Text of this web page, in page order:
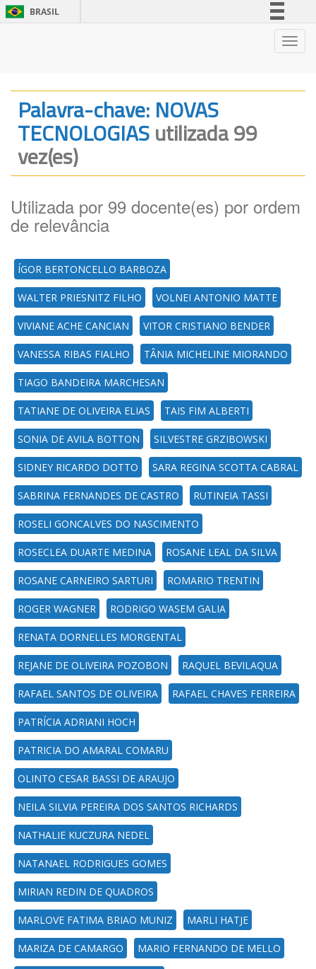
BRASIL
Legislação
Canais
Palavra-chave: NOVAS
TECNOLOGIASutilizada 99
vez(es)
Utilizada por 99 docente(es) por ordem
de relevância
ÍGOR BERTONCELLO BARBOZA
WALTER PRIESNITZ FILHO VOLNEI ANTONIO MATTE
VIVIANE ACHE CANCIAN VITOR CRISTIANO BENDER
VANESSA RIBAS FIALHO TÂNIA MICHELINE MIORANDO
TIAGO BANDEIRA MARCHESAN
TATIANE DE OLIVEIRA ELIAS TAIS FIM ALBERTI
SONIA DE AVILA BOTTON SILVESTRE GRZIBOWSKI
SIDNEY RICARDO DOTTO SARA REGINA SCOTTA CABRAL
SABRINA FERNANDES DE CASTRO RUTINEIA TASSI
ROSELI GONCALVES DO NASCIMENTO
ROSECLEA DUARTE MEDINA ROSANE LEAL DA SILVA
ROSANE CARNEIRO SARTURI ROMARIO TRENTIN
ROGER WAGNER RODRIGO WASEM GALIA
RENATA DORNELLES MORGENTAL
REJANE DE OLIVEIRA POZOBON RAQUEL BEVILAQUA
RAFAEL SANTOS DE OLIVEIRA RAFAEL CHAVES FERREIRA
PATRÍCIA ADRIANI HOCH
PATRICIA DO AMARAL COMARU
OLINTO CESAR BASSI DE ARAUJO
NEILA SILVIA PEREIRA DOS SANTOS RICHARDS
NATHALIE KUCZURA NEDEL
NATANAEL RODRIGUES GOMES
MIRIAN REDIN DE QUADROS
MARLOVE FATIMA BRIAO MUNIZ MARLI HATJE
MARIZA DE CAMARGO MARIO FERNANDO DE MELLO